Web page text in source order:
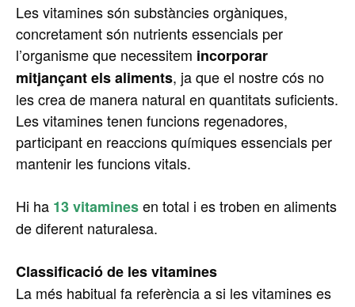
Les vitamines són substàncies orgàniques,
concretament són nutrients essencials per
l’organisme que necessitem incorporar
mitjançant els aliments, ja que el nostre cós no
les crea de manera natural en quantitats suficients.
Les vitamines tenen funcions regenadores,
participant en reaccions químiques essencials per
mantenir les funcions vitals.
Hi ha 13 vitaminesen total i es troben en aliments
de diferent naturalesa.
Classificació de les vitamines
La més habitual fa referència a si les vitamines es